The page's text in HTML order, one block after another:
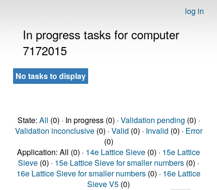
log in
In progress tasks for computer
7172015
No tasks to display
State: All (0) · In progress (0) · Validation pending (0) ·
Validation inconclusive(0) · Valid (0) · Invalid (0) · Error
(0)
Application: All (0) · 14e Lattice Sieve (0) · 15e Lattice
Sieve (0) · 15e Lattice Sieve for smaller numbers (0) ·
16e Lattice Sieve for smaller numbers (0) · 16e Lattice
Sieve V5 (0)